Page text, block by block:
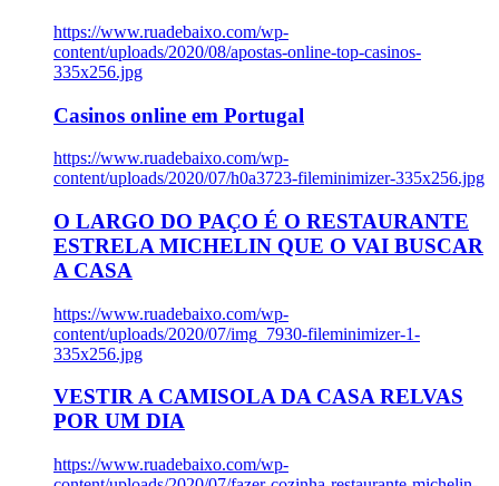
https://www.ruadebaixo.com/wp-
content/uploads/2020/08/apostas-online-top-casinos-
335x256.jpg
Casinos online em Portugal
https://www.ruadebaixo.com/wp-
content/uploads/2020/07/h0a3723-fileminimizer-335x256.jpg
O LARGO DO PAÇO É O RESTAURANTE
ESTRELA MICHELIN QUE O VAI BUSCAR
A CASA
https://www.ruadebaixo.com/wp-
content/uploads/2020/07/img_7930-fileminimizer-1-
335x256.jpg
VESTIR A CAMISOLA DA CASA RELVAS
POR UM DIA
https://www.ruadebaixo.com/wp-